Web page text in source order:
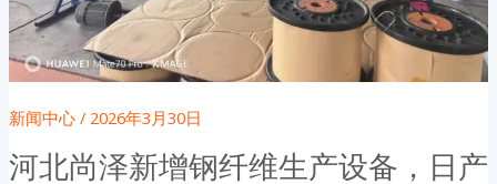
新闻中心/ 2026年3月30日
河北尚泽新增钢纤维生产设备，日产